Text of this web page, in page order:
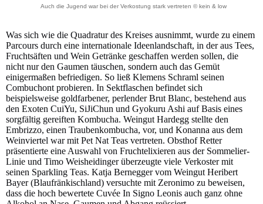
Auch die Jugend war bei der Verkostung stark vertreten © kein & low
Was sich wie die Quadratur des Kreises ausnimmt, wurde zu einem
Parcours durch eine internationale Ideenlandschaft, in der aus Tees,
Fruchtsäften und Wein Getränke geschaffen werden sollen, die
nicht nur den Gaumen täuschen, sondern auch das Gemüt
einigermaßen befriedigen. So ließ Klemens Schraml seinen
Combuchont probieren. In Sektflaschen befindet sich
beispielsweise goldfarbener, perlender Brut Blanc, bestehend aus
den Exoten CuiYu, SiJiChun und Gyokuru Ashi auf Basis eines
sorgfältig gereiften Kombucha. Weingut Hardegg stellte den
Embrizzo, einen Traubenkombucha, vor, und Konanna aus dem
Weinviertel war mit Pet Nat Teas vertreten. Obsthof Retter
präsentierte eine Auswahl von Fruchtelixieren aus der Sommelier-
Linie und Timo Weisheidinger überzeugte viele Verkoster mit
seinen Sparkling Teas. Katja Bernegger vom Weingut Heribert
Bayer (Blaufränkischland) versuchte mit Zeronimo zu beweisen,
dass die hoch bewertete Cuvée In Signo Leonis auch ganz ohne